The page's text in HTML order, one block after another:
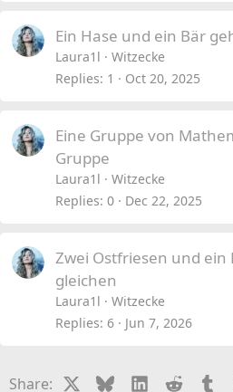
Ein Hase und ein Bär
Laura1l
Witzecke
Replies 1 Oct 20, 2025
Eine Gruppe von
Gruppe
Laura1l
Witzecke
Replies 0 Dec 22, 2025
Zwei Ostfriesen und
gleichen
Laura1l
Witzecke
Replies 6 Jun 7, 2026
Share: BlueskyLinkedIn
Reddit